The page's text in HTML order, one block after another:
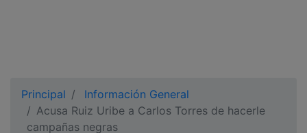
Principal
Información General
Acusa Ruiz Uribe a Carlos Torres de hacerle
campañas negras